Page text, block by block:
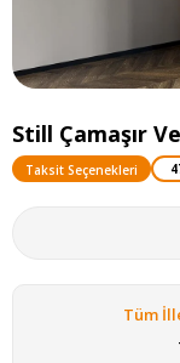
Still Çamaşır
Taksit Seçenekleri
Tüm